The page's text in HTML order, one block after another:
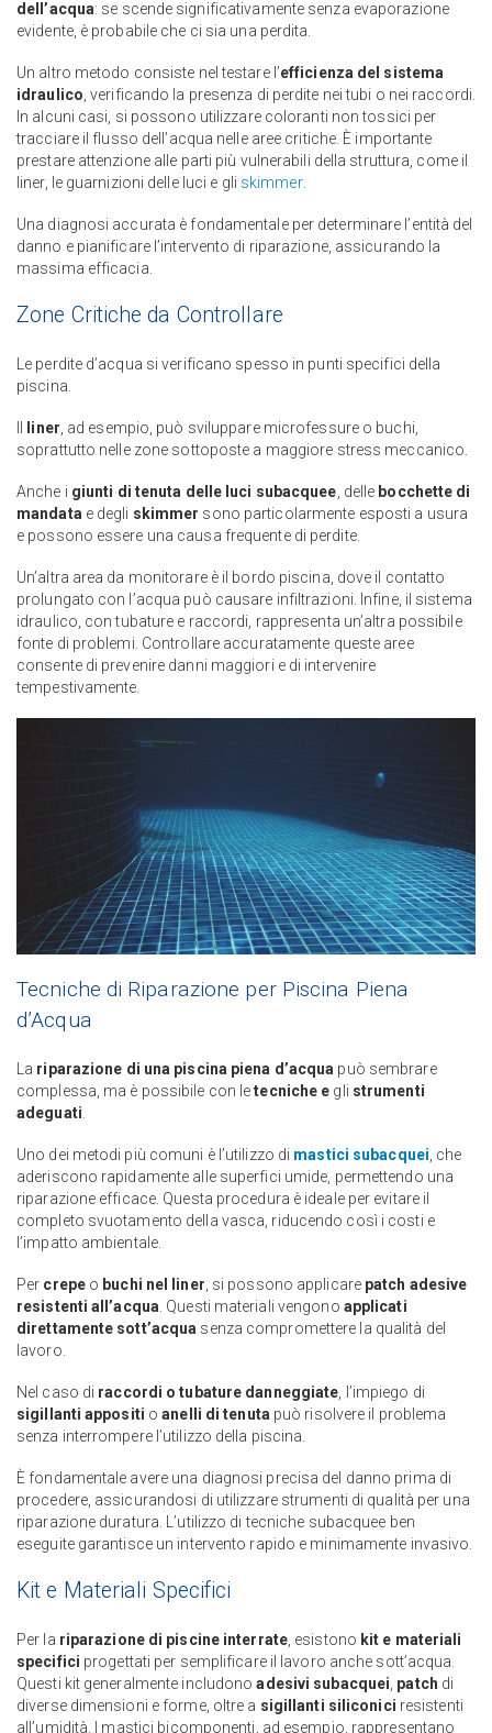
dell’acqua: se scende significativamente senza evaporazione
evidente, è probabile che ci sia una perdita.
Un altro metodo consiste nel testare l’efficienza del sistema
idraulico , verificando la presenza di perdite nei tubi o nei raccordi.
In alcuni casi, si possono utilizzare coloranti non tossici per
tracciare il flusso dell’acqua nelle aree critiche. È importante
prestare attenzione alle parti più vulnerabili della struttura, come il
liner, le guarnizioni delle luci e gli skimmer.
Una diagnosi accurata è fondamentale per determinare l’entità del
danno e pianificare l’intervento di riparazione, assicurando la
massima efficacia.
Zone Critiche da Controllare
Le perdite d’acqua si verificano spesso in punti specifici della
piscina.
Il liner , ad esempio, può sviluppare microfessure o buchi,
soprattutto nelle zone sottoposte a maggiore stress meccanico.
Anche i giunti di tenuta delle luci subacquee , delle bocchette di
mandata e degli skimmer sono particolarmente esposti a usura
e possono essere una causa frequente di perdite.
Un’altra area da monitorare è il bordo piscina, dove il contatto
prolungato con l’acqua può causare infiltrazioni. Infine, il sistema
idraulico, con tubature e raccordi, rappresenta un’altra possibile
fonte di problemi. Controllare accuratamente queste aree
consente di prevenire danni maggiori e di intervenire
tempestivamente.
Tecniche di Riparazione per Piscina Piena
d’Acqua
La riparazione di una piscina piena d’acqua può sembrare
complessa, ma è possibile con letecniche e gli strumenti
adeguati
Uno dei metodi più comuni è l’utilizzo di mastici subacquei , che
aderiscono rapidamente alle superfici umide, permettendo una
riparazione efficace. Questa procedura è ideale per evitare il
completo svuotamento della vasca, riducendo così i costi e
l’impatto ambientale.
Per crepeo buchi nel liner , si possono applicare patch adesive
resistenti all’acqua . Questi materiali vengono applicati
direttamente sott’acqua senza compromettere la qualità del
lavoro.
Nel caso di raccordi o tubature danneggiate , l’impiego di
sigillanti appositi oanelli di tenuta può risolvere il problema
senza interrompere l’utilizzo della piscina.
È fondamentale avere una diagnosi precisa del danno prima di
procedere, assicurandosi di utilizzare strumenti di qualità per una
riparazione duratura. L’utilizzo di tecniche subacquee ben
eseguite garantisce un intervento rapido e minimamente invasivo.
Kit e Materiali Specifici
Per la riparazione di piscine interrate, esistono kit e materiali
specifici progettati per semplificare il lavoro anche sott’acqua.
Questi kit generalmente includonoadesivi subacquei patch di
diverse dimensioni e forme, oltre a sigillanti siliconici resistenti
all’umidità. I mastici bicomponenti, ad esempio, rappresentano